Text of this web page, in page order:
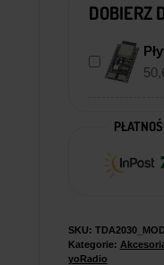
DOBIERZ
SKU:
Kategorie:
yoRadio